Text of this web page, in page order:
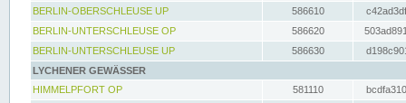
BERLIN-OBERSCHLEUSE UP
586610
BERLIN-UNTERSCHLEUSE OP
586620
BERLIN-UNTERSCHLEUSE UP
586630
LYCHENER GEWÄSSER
HIMMELPFORT OP
581110